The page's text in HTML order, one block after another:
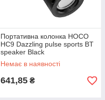
Портативна колонка HOCO
HC9 Dazzling pulse sports BT
speaker Black
Немає в наявності
641,85 ₴